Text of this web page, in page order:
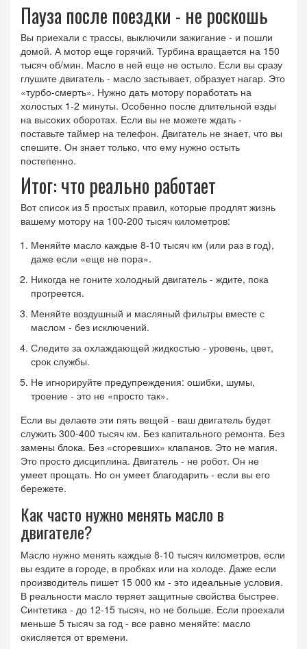
Пауза после поездки - не роскошь
Вы приехали с трассы, выключили зажигание - и пошли
домой. А мотор еще горячий. Турбина вращается на 150
тысяч об/мин. Масло в ней еще не остыло. Если вы сразу
глушите двигатель - масло застывает, образует нагар. Это
«турбо-смерть». Нужно дать мотору поработать на
холостых 1-2 минуты. Особенно после длительной езды
на высоких оборотах. Если вы не можете ждать -
поставьте таймер на телефон. Двигатель не знает, что вы
спешите. Он знает только, что ему нужно остыть
постепенно.
Итог: что реально работает
Вот список из 5 простых правил, которые продлят жизнь
вашему мотору на 100-200 тысяч километров:
Меняйте масло каждые 8-10 тысяч км (или раз в год),
даже если «еще не пора».
Никогда не гоните холодный двигатель - ждите, пока
прогреется.
Меняйте воздушный и масляный фильтры вместе с
маслом - без исключений.
Следите за охлаждающей жидкостью - уровень, цвет,
срок службы.
Не игнорируйте предупреждения: ошибки, шумы,
троение - это не «просто так».
Если вы делаете эти пять вещей - ваш двигатель будет
служить 300-400 тысяч км. Без капитального ремонта. Без
замены блока. Без «сгоревших» клапанов. Это не магия.
Это просто дисциплина. Двигатель - не робот. Он не
умеет прощать. Но он умеет благодарить - если вы его
бережете.
Как часто нужно менять масло в
двигателе?
Масло нужно менять каждые 8-10 тысяч километров, если
вы ездите в городе, в пробках или на холоде. Даже если
производитель пишет 15 000 км - это идеальные условия.
В реальности масло теряет защитные свойства быстрее.
Синтетика - до 12-15 тысяч, но не больше. Если проехали
меньше 5 тысяч за год - все равно меняйте: масло
окисляется от времени.